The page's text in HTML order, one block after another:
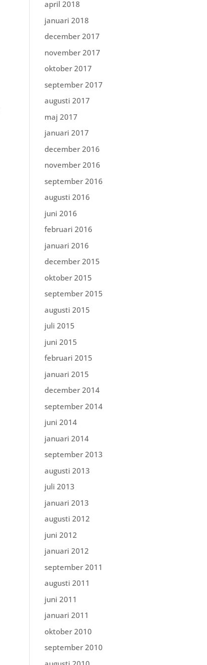
april 2018
januari 2018
december 2017
november 2017
oktober 2017
september 2017
augusti 2017
maj 2017
januari 2017
december 2016
november 2016
september 2016
augusti 2016
juni 2016
februari 2016
januari 2016
december 2015
oktober 2015
september 2015
augusti 2015
juli 2015
juni 2015
februari 2015
januari 2015
december 2014
september 2014
juni 2014
januari 2014
september 2013
augusti 2013
juli 2013
januari 2013
augusti 2012
juni 2012
januari 2012
september 2011
augusti 2011
juni 2011
januari 2011
oktober 2010
september 2010